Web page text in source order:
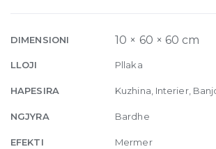
Blend
10mm
60
60
quantity
DIMENSIONI 10 × 60 × 60 cm
LLOJI Pllaka
HAPESIRA Kuzhina, Interier,
NGJYRA Bardhe
EFEKTI Mermer